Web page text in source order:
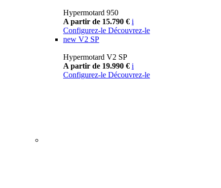
Hypermotard 950
A partir de 15.790 € i
Configurez-le Découvrez-le
new V2 SP
Hypermotard V2 SP
A partir de 19.990 € i
Configurez-le Découvrez-le